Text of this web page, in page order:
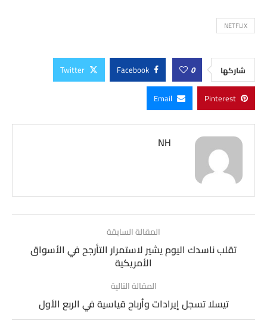
NETFLIX
شاركها 0
Facebook
Twitter
Pinterest
Email
NH
المقالة السابقة
تقلب ناسدك اليوم يشير لاستمرار التأرجح في الأسواق
الأمريكية
المقالة التالية
تيسلا تسجل إيرادات وأرباح قياسية في الربع الأول